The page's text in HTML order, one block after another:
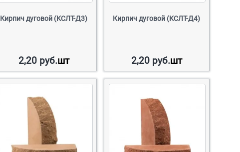
Кирпич дуговой (КСЛТ-Д3)
2,20 руб.шт
Кирпич дуговой (КСЛТ-Д4)
2,20 руб.шт